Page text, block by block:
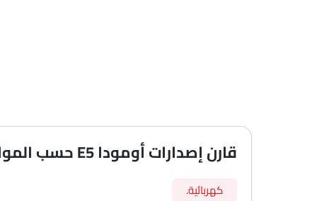
قارن إصدارات أومودا E5 حسب المواصفات
كهربائية.